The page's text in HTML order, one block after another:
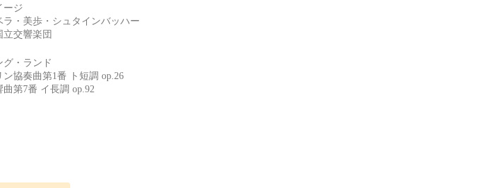
ージ
・美歩・シュタインバッハー
交響楽団
グ・ランド
協奏曲第1番 ト短調 op.26
曲第7番 イ長調 op.92